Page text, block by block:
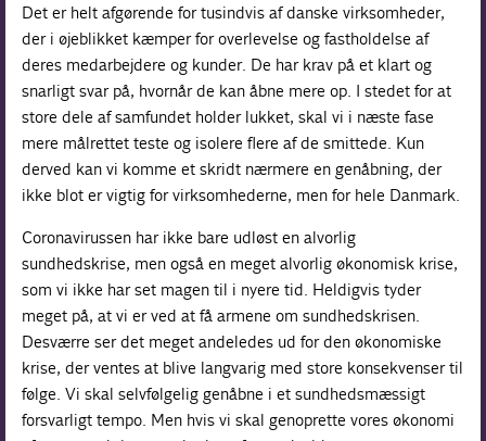
Det er helt afgørende for tusindvis af danske virksomheder,
der i øjeblikket kæmper for overlevelse og fastholdelse af
deres medarbejdere og kunder. De har krav på et klart og
snarligt svar på, hvornår de kan åbne mere op. I stedet for at
store dele af samfundet holder lukket, skal vi i næste fase
mere målrettet teste og isolere flere af de smittede. Kun
derved kan vi komme et skridt nærmere en genåbning, der
ikke blot er vigtig for virksomhederne, men for hele Danmark.
Coronavirussen har ikke bare udløst en alvorlig
sundhedskrise, men også en meget alvorlig økonomisk krise,
som vi ikke har set magen til i nyere tid. Heldigvis tyder
meget på, at vi er ved at få armene om sundhedskrisen.
Desværre ser det meget andeledes ud for den økonomiske
krise, der ventes at blive langvarig med store konsekvenser til
følge. Vi skal selvfølgelig genåbne i et sundhedsmæssigt
forsvarligt tempo. Men hvis vi skal genoprette vores økonomi